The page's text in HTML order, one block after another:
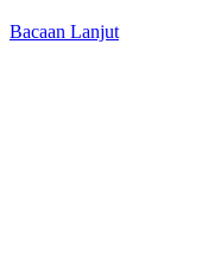
Bacaan Lanjut